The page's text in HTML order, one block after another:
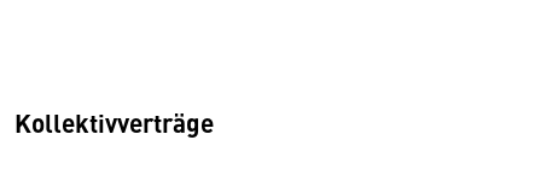
Kollektivverträge